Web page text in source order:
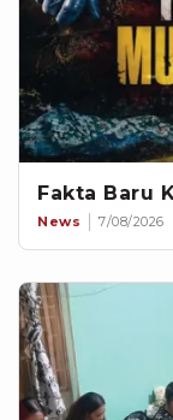
Fakta Baru
News 7/08/2026